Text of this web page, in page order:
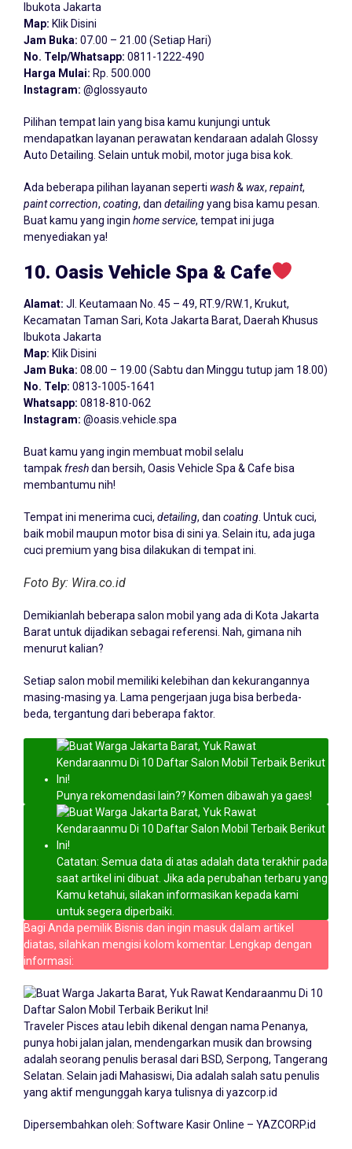
Ibukota Jakarta
Map: Klik Disini
Jam Buka: 07.00 – 21.00 (Setiap Hari)
No. Telp/Whatsapp: 0811-1222-490
Harga Mulai: Rp. 500.000
Instagram: @glossyauto
Pilihan tempat lain yang bisa kamu kunjungi untuk
mendapatkan layanan perawatan kendaraan adalah Glossy
Auto Detailing. Selain untuk mobil, motor juga bisa kok.
Ada beberapa pilihan layanan seperti wash& wax, repaint,
paint correction, coating, dan detailingyang bisa kamu pesan.
Buat kamu yang ingin home service, tempat ini juga
menyediakan ya!
10. Oasis Vehicle Spa & Cafe
Alamat: Jl. Keutamaan No. 45 – 49, RT.9/RW.1, Krukut,
Kecamatan Taman Sari, Kota Jakarta Barat, Daerah Khusus
Ibukota Jakarta
Map: Klik Disini
Jam Buka: 08.00 – 19.00 (Sabtu dan Minggu tutup jam 18.00)
No. Telp: 0813-1005-1641
Whatsapp: 0818-810-062
Instagram: @oasis.vehicle.spa
Buat kamu yang ingin membuat mobil selalu
tampakfreshdan bersih, Oasis Vehicle Spa & Cafe bisa
membantumu nih!
Tempat ini menerima cuci, detailing, dan coating . Untuk cuci,
baik mobil maupun motor bisa di sini ya. Selain itu, ada juga
cuci premium yang bisa dilakukan di tempat ini.
Foto By: Wira.co.id
Demikianlah beberapa salon mobil yang ada di Kota Jakarta
Barat untuk dijadikan sebagai referensi. Nah, gimana nih
menurut kalian?
Setiap salon mobil memiliki kelebihan dan kekurangannya
masing-masing ya. Lama pengerjaan juga bisa berbeda-
beda, tergantung dari beberapa faktor.
Punya rekomendasi lain?? Komen dibawah ya gaes!
Catatan: Semua data di atas adalah data terakhir pada
saat artikel ini dibuat. Jika ada perubahan terbaru yang
Kamu ketahui, silakan informasikan kepada kami
untuk segera diperbaiki.
Bagi Anda pemilik Bisnis dan ingin masuk dalam artikel
diatas, silahkan mengisi kolom komentar. Lengkap dengan
informasi:
Traveler Pisces atau lebih dikenal dengan nama Penanya,
punya hobi jalan jalan, mendengarkan musik dan browsing
adalah seorang penulis berasal dari BSD, Serpong, Tangerang
Selatan. Selain jadi Mahasiswi, Dia adalah salah satu penulis
yang aktif mengunggah karya tulisnya di yazcorp.id
Dipersembahkan oleh: Software Kasir Online – YAZCORP.id